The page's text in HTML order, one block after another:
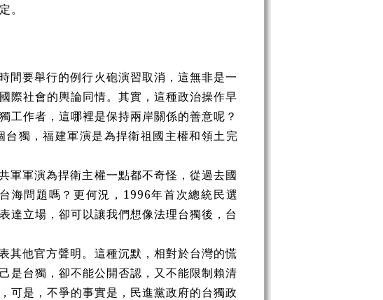
。
間要舉行的例行火砲演習取消，這無非是一
際社會的輿論同情。其實，這種政治操作早
工作者，這哪裡是保持兩岸關係的善意呢？
獨，福建軍演是為捍衛祖國主權和領土完
軍軍演為捍衛主權一點都不奇怪，從過去國
海問題嗎？更何況，1996年首次總統民選
達立場，卻可以讓我們想像法理台獨後，台
其他官方聲明。這種沉默，相對於台灣的慌
是台獨，卻不能公開否認，又不能限制賴清
可是，不爭的事實是，民進黨政府的台獨政